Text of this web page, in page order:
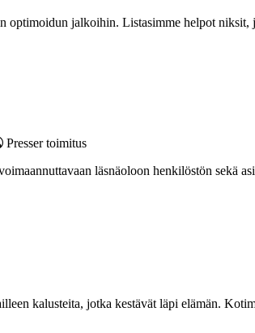
optimoidun jalkoihin. Listasimme helpot
Presser toimitus
läsnäoloon henkilöstön sekä
kalusteita, jotka kestävät läpi elämän.